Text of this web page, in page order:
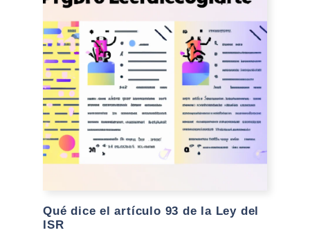
Qué dice el artículo 93 de la Ley del
ISR